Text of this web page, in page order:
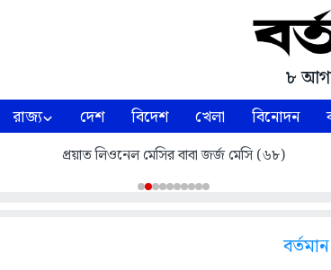
৮
রাজ্য দেশ বিদেশ খেলা বিনোদন
প্রয়াত লিওনেল মেসির বাবা জর্জ মেসি (৬৮)
বর্তমান